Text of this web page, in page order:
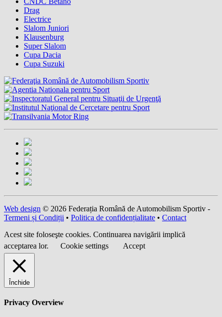
Drag
Electrice
Slalom Juniori
Klausenburg
Super Slalom
Cupa Dacia
Cupa Suzuki
Web design © 2026 Federația Română de Automobilism Sportiv -
Termeni și Condiții • Politica de confidențialitate • Contact
Acest site foloseşte cookies. Continuarea navigării implică
acceptarea lor.
Cookie settings Accept
Închide
Privacy Overview